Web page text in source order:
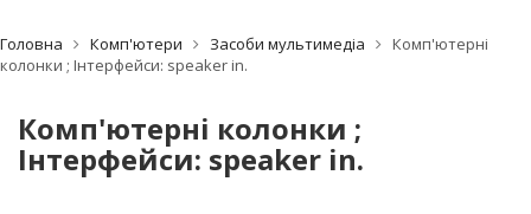
Головна Комп'ютери Засоби мультимедіа
Комп'ютерні
колонки ; Інтерфейси: speaker in.
Комп'ютерні колонки ;
Інтерфейси: speaker in.